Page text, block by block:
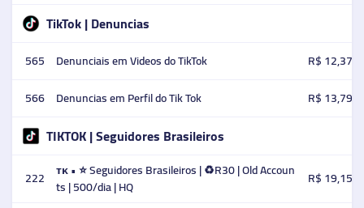
TikTok | Denuncias
565 Denunciais em Videos do TikTok
R$ 12,37
566 Denuncias em Perfil do Tik Tok R$ 13,79
TIKTOK | Seguidores Brasileiros
222 ᴛᴋ • ⭐ Seguidores Brasileiros | ♻️R30 | Old Accoun
ts | 500/dia | HQ
R$ 19,15